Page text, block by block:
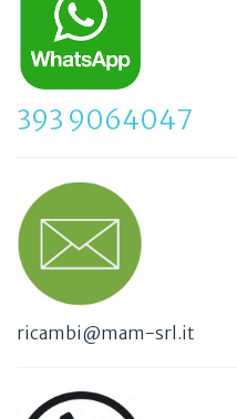
393 9064047
ricambi@mam-srl.it